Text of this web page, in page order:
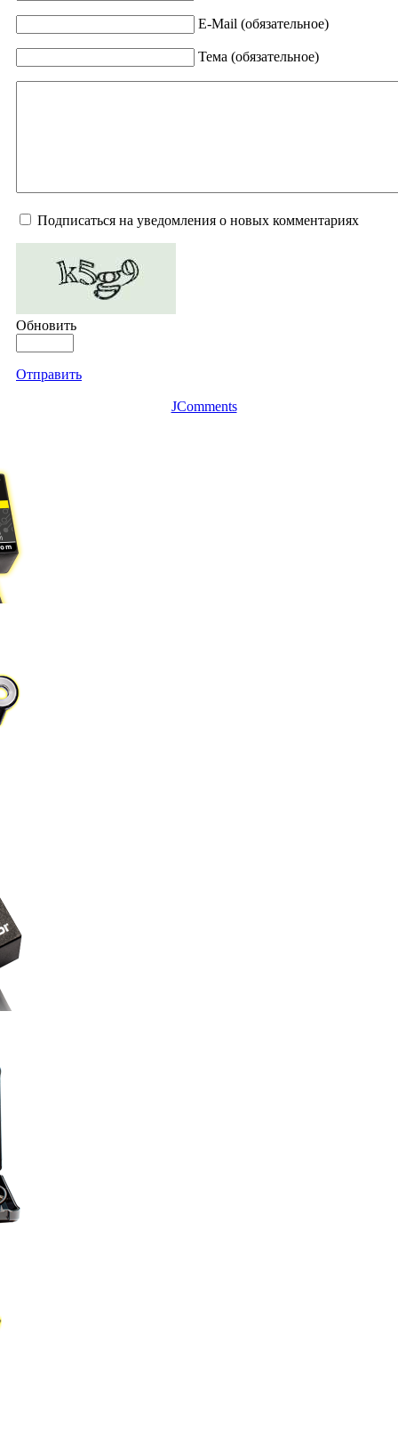
E-Mail (обязательное)
Тема (обязательное)
Подписаться на уведомления о новых комментариях
Обновить
Отправить
JComments